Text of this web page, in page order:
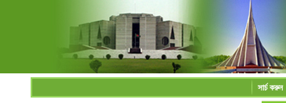
সার্চ করুন